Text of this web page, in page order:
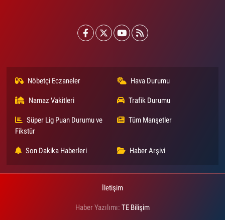
Nöbetçi Eczaneler Hava Durumu
Namaz Vakitleri Trafik Durumu
Süper Lig Puan Durumu ve
Fikstür
Tüm Manşetler
Son Dakika Haberleri Haber Arşivi
İletişim
Haber Yazılımı: TE Bilişim